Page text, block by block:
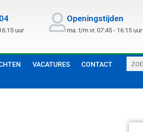
uur
Openingstijden
ma. t/m vr. 07:45 - 16:15 uur
VACATURES CONTACT